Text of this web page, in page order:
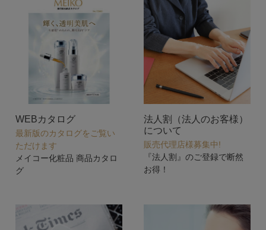
WEBカタログ
最新版のカタログをご覧い
ただけます
メイコー化粧品 商品カタロ
グ
法人割（法人のお客様）
について
販売代理店様募集中!
『法人割』のご登録で断然
お得！